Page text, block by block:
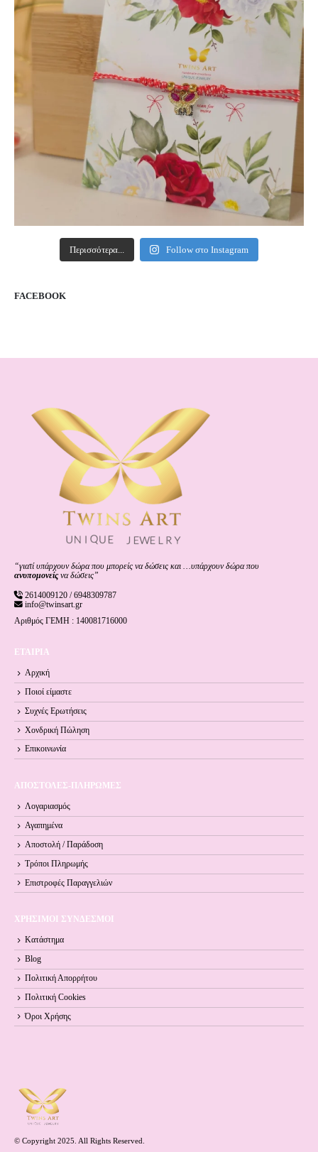
Περισσότερα... Follow στο Instagram
FACEBOOK
“γιατί υπάρχουν δώρα που μπορείς να δώσεις και …υπάρχουν δώρα που
ανυπομονείςνα δώσεις”
2614009120 / 6948309787
info@twinsart.gr
Αριθμός ΓΕΜΗ : 140081716000
ΕΤΑΙΡΙΑ
Αρχική
Ποιοί είμαστε
Συχνές Ερωτήσεις
Χονδρική Πώληση
Επικοινωνία
ΑΠΟΣΤΟΛΕΣ-ΠΛΗΡΩΜΕΣ
Λογαριασμός
Αγαπημένα
Αποστολή / Παράδοση
Τρόποι Πληρωμής
Επιστροφές Παραγγελιών
ΧΡΗΣΙΜΟΙ ΣΥΝΔΕΣΜΟΙ
Κατάστημα
Blog
Πολιτική Απορρήτου
Πολιτική Cookies
Όροι Xρήσης
© Copyright 2025. All Rights Reserved.